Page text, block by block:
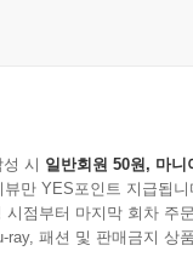
시 일반회원 50원, 마니
만 YES포인트 지급됩니
시점부터 마지막 회차 주
ray, 패션 및 판매금지 상